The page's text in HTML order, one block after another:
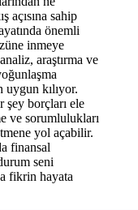
açısına sahip
önemli
inmeye
araştırma ve
uygun kılıyor.
şey borçları ele
ve sorumlulukları
yol açabilir.
finansal
seni
fikrin hayata